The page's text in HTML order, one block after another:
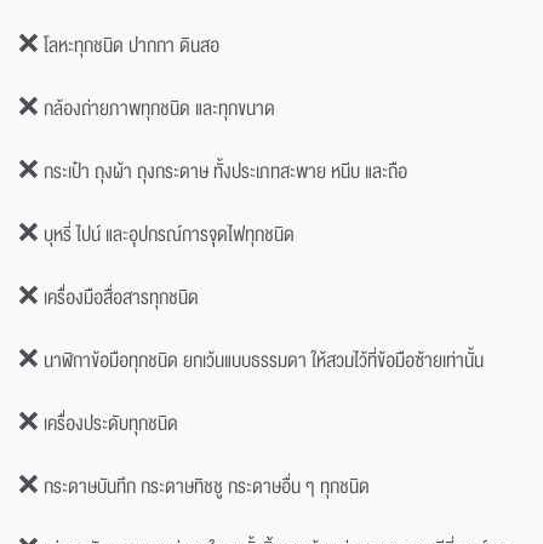
❌ โลหะทุกชนิด ปากกา ดินสอ
❌ กล้องถ่ายภาพทุกชนิด และทุกขนาด
❌ กระเป๋า ถุงผ้า ถุงกระดาษ ทั้งประเภทสะพาย หนีบ และถือ
❌ บุหรี่ ไปน์ และอุปกรณ์การจุดไฟทุกชนิด
❌ เครื่องมือสื่อสารทุกชนิด
❌ นาฬิกาข้อมือทุกชนิด ยกเว้นแบบธรรมดา ให้สวมไว้ที่ข้อมือซ้ายเท่านั้น
❌ เครื่องประดับทุกชนิด
❌ กระดาษบันทึก กระดาษทิชชู กระดาษอื่น ๆ ทุกชนิด